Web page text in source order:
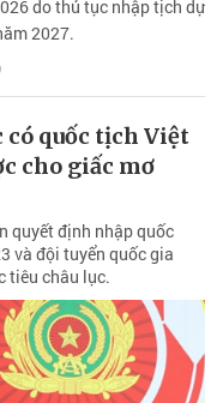
do thủ tục nhập tịch dự
2027.
quốc tịch Việt
cho giấc mơ
quyết định nhập quốc
và đội tuyển quốc gia
tiêu châu lục.